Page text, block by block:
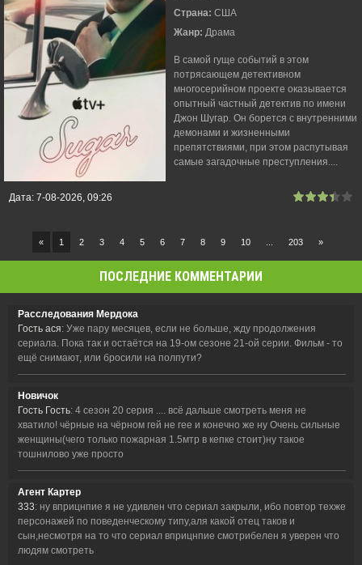
Страна: США
Жанр: Драма
В самой гуще событий в этом
потрясающем детективном
многосерийном проекте оказывается
опытный частный детектив по имени
Джон Шугар. Он борется с внутренними
демонами и жизненными
препятствиями, при этом распутывая
самые загадочные преступления....
Дата: 7-08-2026, 09:26
« 1 2 3 4 5 6 7 8 9 10 203 »
ПОСЛЕДНИЕ КОММЕНТАРИИ
Расследования Мердока
Гость ася: Уже пару месяцев, если не больше, жду продолжения
сериала. Пока так и остаётся на 19-ом сезоне 21-ой серии. Фильм - то
ещё снимают, или бросили на полпути?
Новичок
Гость Гость: 4 сезон 20 серия .... всё дальше смотреть меня не
хватило! чёрные на чёрном гей не гее и конечно же ну Очень сильные
женщины(чего только пожарная 1.5мтр в кепке стоит)ну такое
тошнилово уже просто
Агент Картер
333: ну вприцнпие я не удивлен что сериал закрыли, ибо повтор техже
персонажей по поведенческому типу,аля какой отец таков и
сын,несмотря на то что сериал вприцнпие смотрибелен я уверен что
людям смотреть